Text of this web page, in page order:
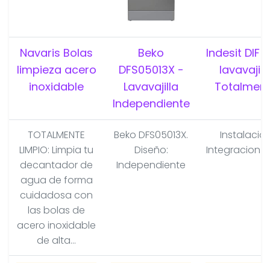
Navaris Bolas
limpieza acero
inoxidable
Beko
DFS05013X -
Lavavajilla
Independiente
Indesit DIF
TOTALMENTE
LIMPIO: Limpia tu
decantador de
agua de forma
cuidadosa con
las bolas de
acero inoxidable
de alta...
Beko DFS05013X.
Diseño:
Independiente
Integracion